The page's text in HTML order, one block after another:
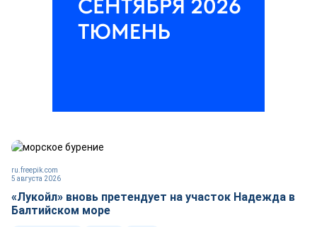
5 августа 2026
ru.freepik.com
«Лукойл» вновь претендует на участок Надежда в
Балтийском море